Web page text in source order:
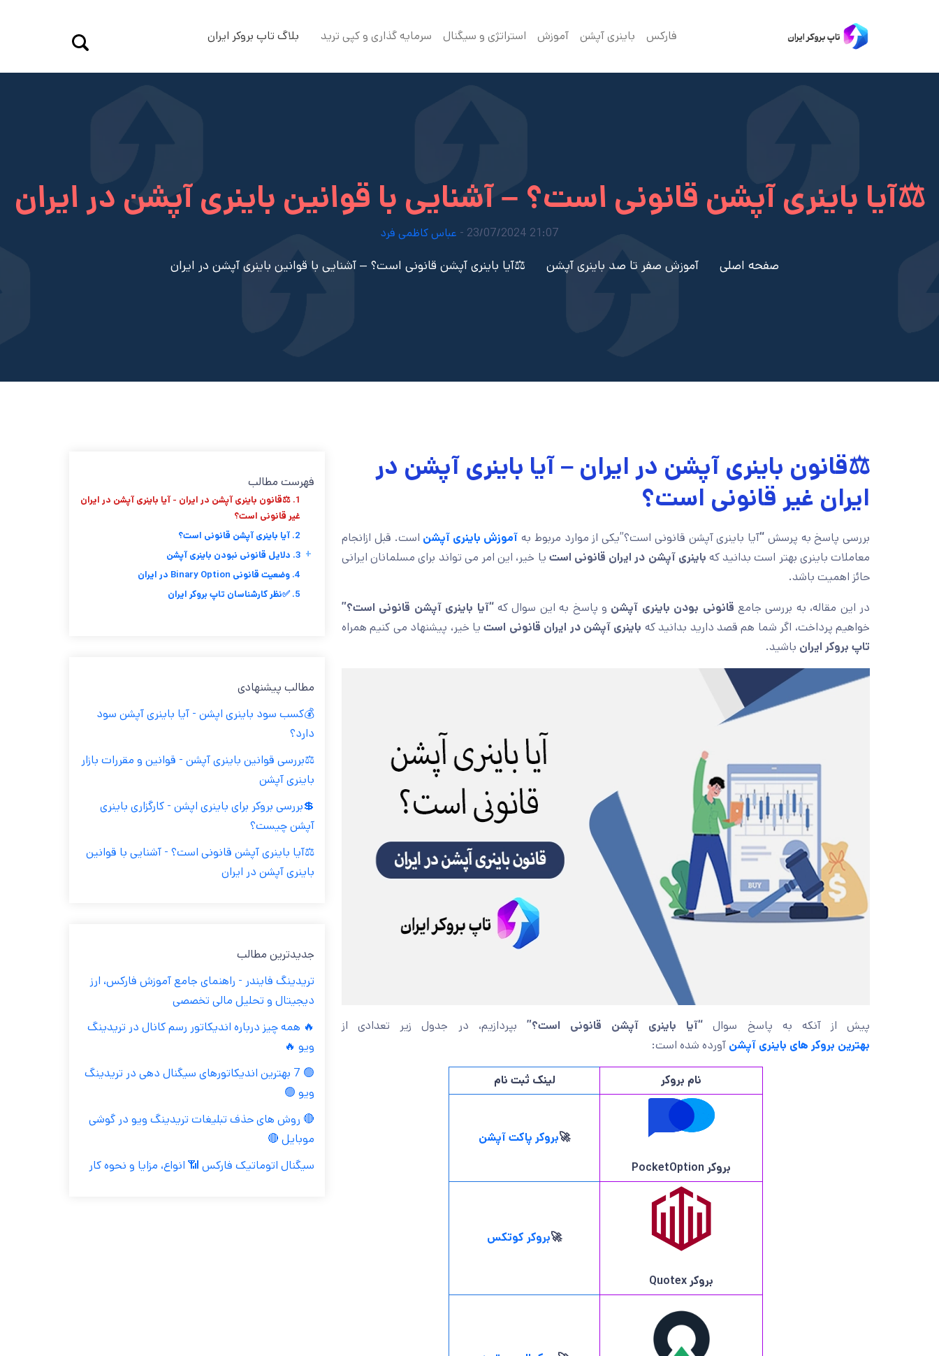
فارکس باینری آپشن آموزش استراتژی و سیگنال سرمایه گذاری و کپی ترید بلاگ تاپ بروکر ایران
⚖️آیا باینری آپشن قانونی است؟ – آشنایی با قوانین باینری آپشن در ایران
21:07 23/07/2024 - عباس کاظمی فرد
صفحه اصلی آموزش صفر تا صد باینری آپشن ⚖️آیا باینری آپشن قانونی است؟ – آشنایی با قوانین باینری آپشن در ایران
⚖️قانون باینری آپشن در ایران – آیا باینری آپشن در
ایران غیر قانونی است؟
بررسی پاسخ به پرسش “آیا باینری آپشن قانونی است؟”یکی از موارد مربوط به آموزش باینری آپشن است. قبل ازانجام
معاملات باینری بهتر است بدانید که باینری آپشن در ایران قانونی است یا خیر، این امر می تواند برای مسلمانان ایرانی
حائز اهمیت باشد.
در این مقاله، به بررسی جامع قانونی بودن باینری آپشن و پاسخ به این سوال که“آیا باینری آپشن قانونی است؟”
خواهیم پرداخت، اگر شما هم قصد دارید بدانید که باینری آپشن در ایران قانونی استیا خیر، پیشنهاد می کنیم همراه
تاپ بروکر ایران باشید.
پیش از آنکه به پاسخ سوال “آیا باینری آپشن قانونی است؟” بپردازیم، در جدول زیر تعدادی از
بهترین بروکر های باینری آپشن آورده شده است:
نام بروکر لینک ثبت نام
بروکر PocketOption
🚀بروکر پاکت آپشن
بروکرQuotex
🚀بروکر کوتکس
فهرست مطالب
1. ⚖️قانون باینری آپشن در ایران - آیا باینری آپشن در ایران
غیر قانونی است؟
2. آیا باینری آپشن قانونی است؟
3. دلایل قانونی نبودن باینری آپشن +
4. وضعیت قانونی Binary Option در ایران
5. ✅نظر کارشناسان تاپ بروکر ایران
مطالب پیشنهادی
💰کسب سود باینری اپشن - آیا باینری آپشن سود
دارد؟
⚖️بررسی قوانین باینری آپشن - قوانین و مقررات بازار
باینری آپشن
💲بررسی بروکر برای باینری اپشن - کارگزاری باینری
آپشن چیست؟
⚖️آیا باینری آپشن قانونی است؟ - آشنایی با قوانین
باینری آپشن در ایران
جدیدترین مطالب
تریدینگ فایندر - راهنمای جامع آموزش فارکس، ارز
دیجیتال و تحلیل مالی تخصصی
🔥 همه چیز درباره اندیکاتور رسم کانال در تریدینگ
ویو 🔥
🟢 7 بهترین اندیکاتورهای سیگنال دهی در تریدینگ
ویو 🟢
🔴 روش های حذف تبلیغات تریدینگ ویو در گوشی
موبایل 🔴
سیگنال اتوماتیک فارکس 📶 انواع، مزایا و نحوه کار